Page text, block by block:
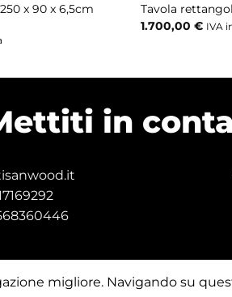
x 90 x 6,5cm
Tavola
1.700,00 € IVA
in
migliore. Navigando su